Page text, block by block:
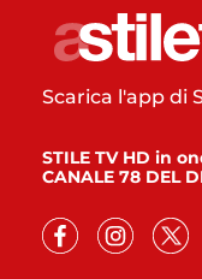
Scarica l'app di
STILE TV HD in
CANALE 78 DEL